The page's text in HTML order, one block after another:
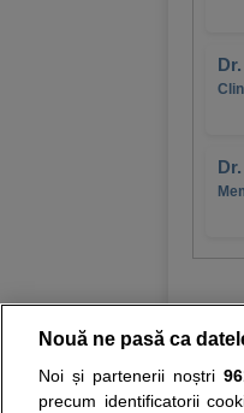
Nouă ne pasă ca
Noi și partenerii noștri
precum identificatorii